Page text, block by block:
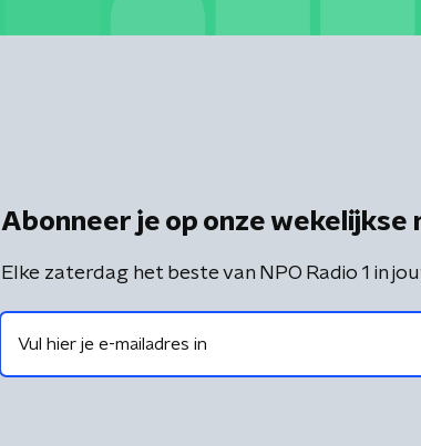
Abonneer je op onze
Elke zaterdag het beste van NPO Radio 1 in